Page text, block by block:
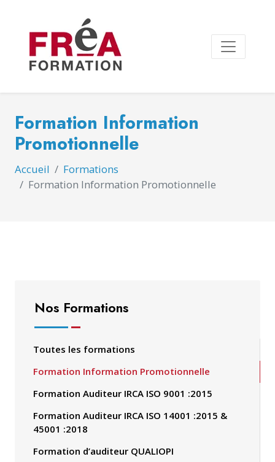
Formation Information
Promotionnelle
Accueil
Formations
Formation Information Promotionnelle
Nos Formations
Toutes les formations
Formation Information Promotionnelle
Formation Auditeur IRCA ISO 9001 :2015
Formation Auditeur IRCA ISO 14001 :2015 &
45001 :2018
Formation d’auditeur QUALIOPI